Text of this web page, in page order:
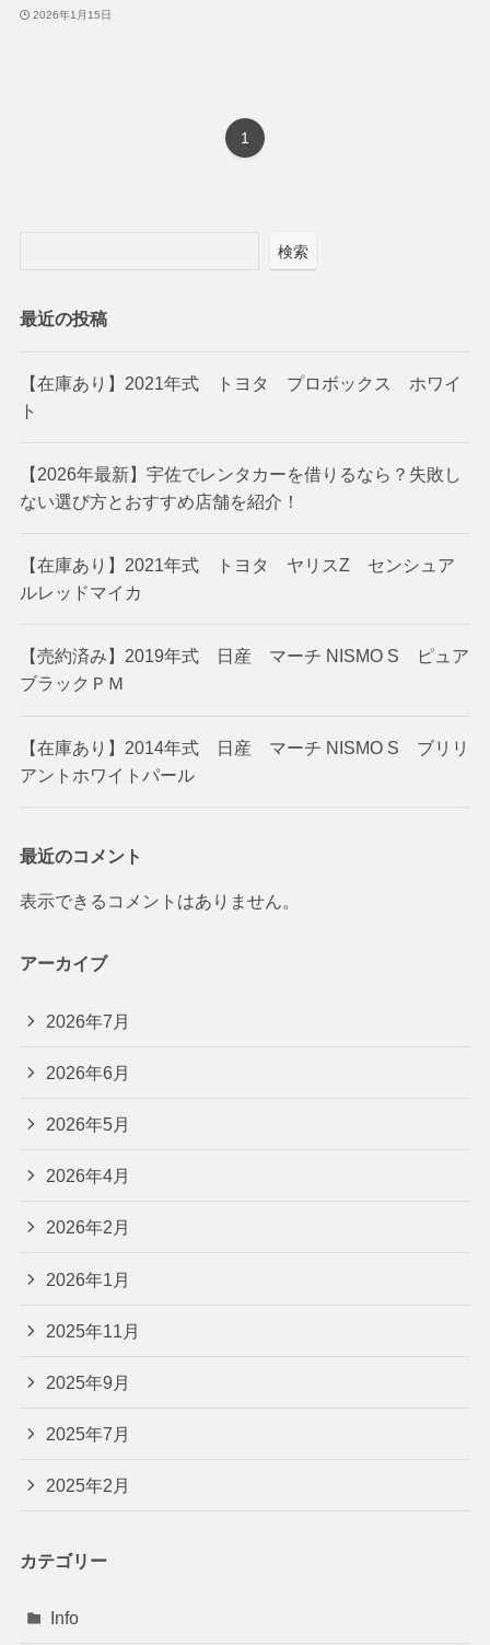
2026年1月15日
1
検索
最近の投稿
【在庫あり】2021年式 トヨタ プロボックス ホワイ
ト
【2026年最新】宇佐でレンタカーを借りるなら？失敗し
ない選び方とおすすめ店舗を紹介！
【在庫あり】2021年式 トヨタ ヤリスZ センシュア
ルレッドマイカ
【売約済み】2019年式 日産 マーチ NISMO S ピュア
ブラックＰＭ
【在庫あり】2014年式 日産 マーチ NISMO S ブリリ
アントホワイトパール
最近のコメント
表示できるコメントはありません。
アーカイブ
2026年7月
2026年6月
2026年5月
2026年4月
2026年2月
2026年1月
2025年11月
2025年9月
2025年7月
2025年2月
カテゴリー
Info